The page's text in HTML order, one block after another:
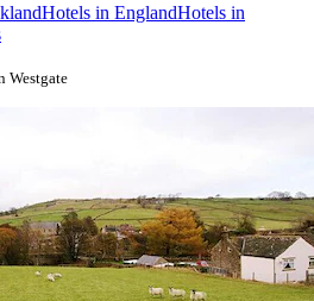
Hotels in EnglandHotels in
Westgate